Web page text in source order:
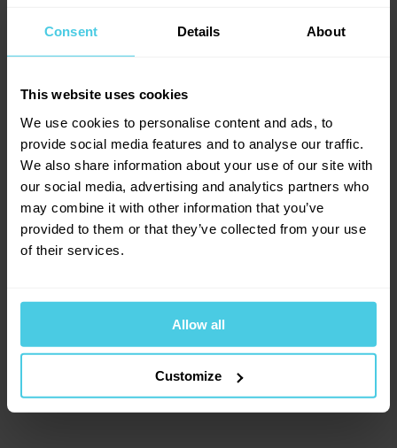
Consent Details About
This website uses cookies
We use cookies to personalise content and ads, to
provide social media features and to analyse our traffic.
We also share information about your use of our site with
our social media, advertising and analytics partners who
may combine it with other information that you’ve
provided to them or that they’ve collected from your use
of their services.
Allow all
Customize
kávyasilný ponorný mixér.A pokud není instantní
káva nic pro vás, kupte si
kávy. My doporučujemeČerstvou
Facebook Twitter